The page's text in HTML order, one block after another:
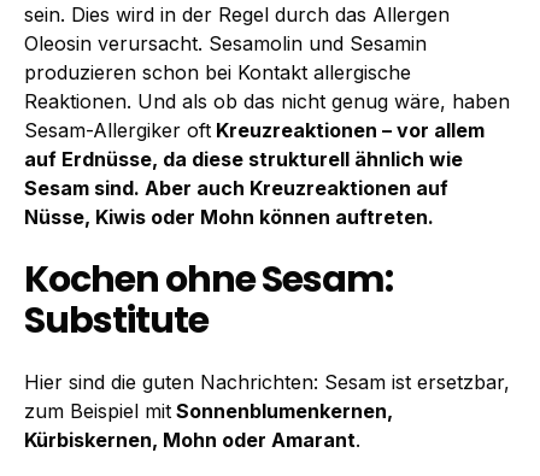
sein. Dies wird in der Regel durch das Allergen
Oleosin verursacht. Sesamolin und Sesamin
produzieren schon bei Kontakt allergische
Reaktionen. Und als ob das nicht genug wäre, haben
Sesam-Allergiker oft Kreuzreaktionen – vor allem
auf Erdnüsse, da diese strukturell ähnlich wie
Sesam sind. Aber auch Kreuzreaktionen auf
Nüsse, Kiwis oder Mohn können auftreten.
Kochen ohne Sesam:
Substitute
Hier sind die guten Nachrichten: Sesam ist ersetzbar,
zum Beispiel mit Sonnenblumenkernen,
Kürbiskernen, Mohn oder Amarant.